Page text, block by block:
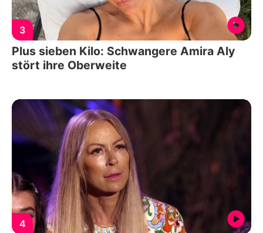
3
Plus sieben Kilo: Schwangere Amira Aly
stört ihre Oberweite
4